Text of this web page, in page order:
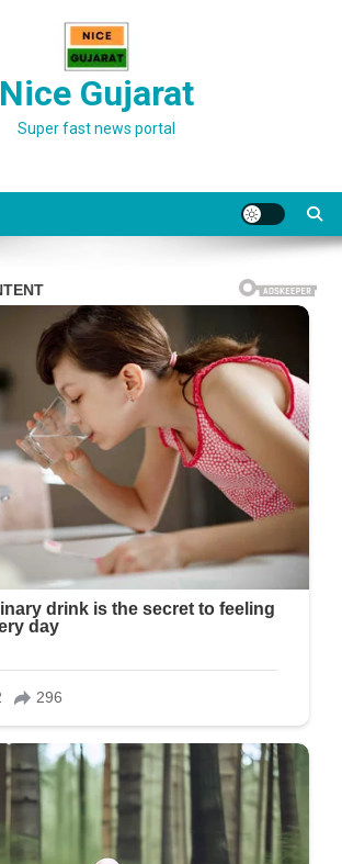
Nice Gujarat
Super fast news portal